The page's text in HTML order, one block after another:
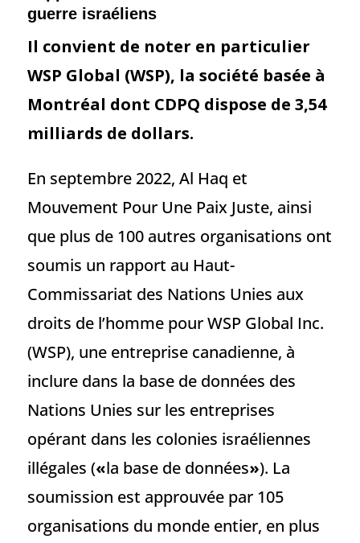
guerre israéliens
Il convient de noter en particulier
WSP Global (WSP), la société basée à
Montréal dont CDPQ dispose de 3,54
milliards de dollars.
En septembre 2022, Al Haq et
Mouvement Pour Une Paix Juste, ainsi
que plus de 100 autres organisations ont
soumis un rapport au Haut-
Commissariat des Nations Unies aux
droits de l’homme pour WSP Global Inc.
(WSP), une entreprise canadienne, à
inclure dans la base de données des
Nations Unies sur les entreprises
opérant dans les colonies israéliennes
illégales («la base de données»). La
soumission est approuvée par 105
organisations du monde entier, en plus